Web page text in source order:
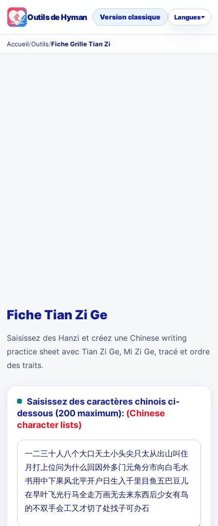
Outils de Hyman Version classique Langues
Accueil/Outils/Fiche Grille Tian Zi
Fiche Tian Zi Ge
Saisissez des Hanzi et créez une Chinese writing
practice sheet avec Tian Zi Ge, Mi Zi Ge, tracé et ordre
des traits.
Saisissez des caractères chinois ci-
dessous (200 maximum): (Chinese
character lists)